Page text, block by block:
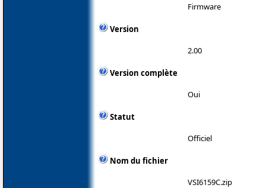
Firmware
Version
2.00
Version complète
Oui
Statut
Officiel
Nom du fichier
VSI6159C.zip